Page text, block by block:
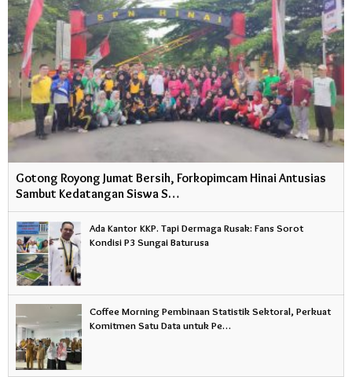
Gotong Royong Jumat Bersih, Forkopimcam Hinai Antusias
Sambut Kedatangan Siswa S…
Ada Kantor KKP. Tapi Dermaga Rusak: Fans Sorot
Kondisi P3 Sungai Baturusa
Coffee Morning Pembinaan Statistik Sektoral, Perkuat
Komitmen Satu Data untuk Pe…